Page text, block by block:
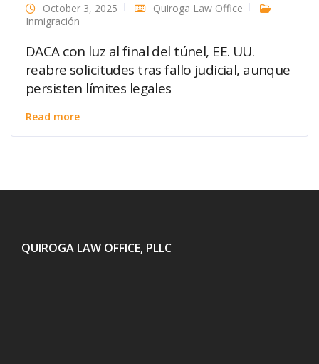
October 3, 2025
Quiroga Law Office
Inmigración
DACA con luz al final del túnel, EE. UU.
reabre solicitudes tras fallo judicial, aunque
persisten límites legales
Read more
QUIROGA LAW OFFICE, PLLC